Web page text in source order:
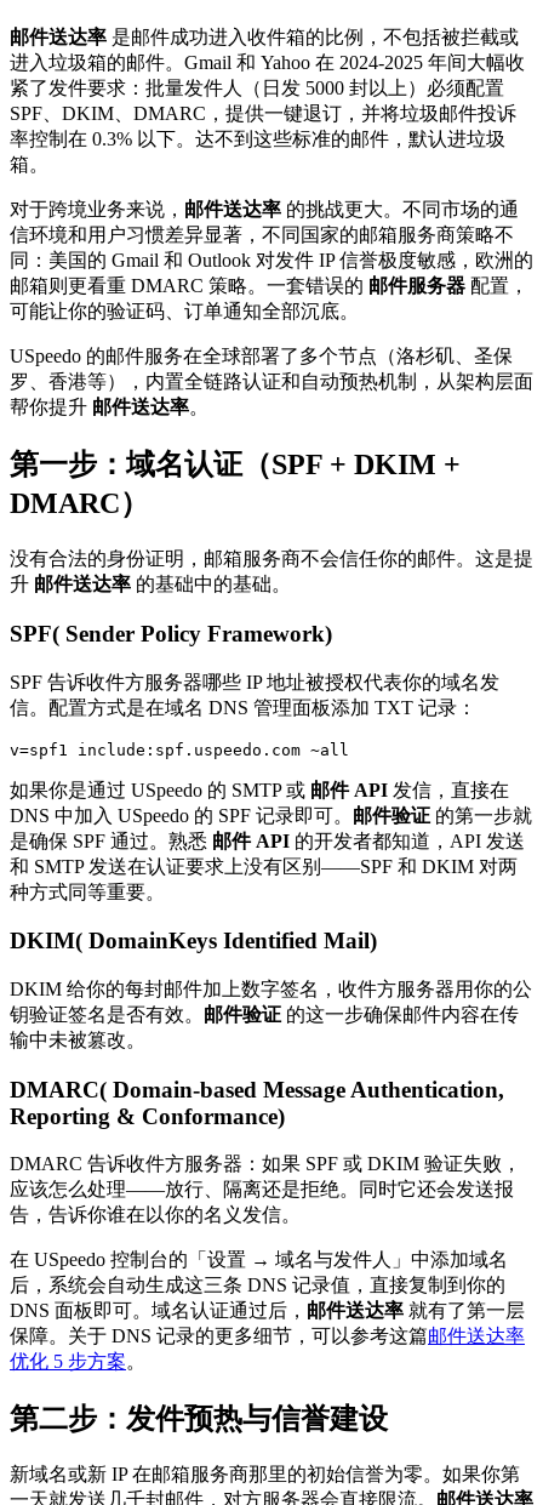
邮件送达率 是邮件成功进入收件箱的比例，不包括被拦截或
进入垃圾箱的邮件。Gmail 和 Yahoo 在 2024-2025 年间大幅收
紧了发件要求：批量发件人（日发 5000 封以上）必须配置
SPF、DKIM、DMARC，提供一键退订，并将垃圾邮件投诉
率控制在 0.3% 以下。达不到这些标准的邮件，默认进垃圾
箱。
对于跨境业务来说， 邮件送达率 的挑战更大。不同市场的通
信环境和用户习惯差异显著，不同国家的邮箱服务商策略不
同：美国的 Gmail 和 Outlook 对发件 IP 信誉极度敏感，欧洲的
邮箱则更看重 DMARC 策略。一套错误的 邮件服务器 配置，
可能让你的验证码、订单通知全部沉底。
USpeedo 的邮件服务在全球部署了多个节点（洛杉矶、圣保
罗、香港等），内置全链路认证和自动预热机制，从架构层面
帮你提升 邮件送达率。
第一步：域名认证（SPF + DKIM +
DMARC）
没有合法的身份证明，邮箱服务商不会信任你的邮件。这是提
升 邮件送达率 的基础中的基础。
SPF( Sender Policy Framework)
SPF 告诉收件方服务器哪些 IP 地址被授权代表你的域名发
信。配置方式是在域名 DNS 管理面板添加 TXT 记录：
如果你是通过 USpeedo 的 SMTP 或 邮件 API 发信，直接在
DNS 中加入 USpeedo 的 SPF 记录即可。 邮件验证 的第一步就
是确保 SPF 通过。熟悉 邮件 API 的开发者都知道，API 发送
和 SMTP 发送在认证要求上没有区别——SPF 和 DKIM 对两
种方式同等重要。
DKIM( DomainKeys Identified Mail)
DKIM 给你的每封邮件加上数字签名，收件方服务器用你的公
钥验证签名是否有效。 邮件验证 的这一步确保邮件内容在传
输中未被篡改。
DMARC( Domain-based Message Authentication,
Reporting & Conformance)
DMARC 告诉收件方服务器：如果 SPF 或 DKIM 验证失败，
应该怎么处理——放行、隔离还是拒绝。同时它还会发送报
告，告诉你谁在以你的名义发信。
在 USpeedo 控制台的「设置 → 域名与发件人」中添加域名
后，系统会自动生成这三条 DNS 记录值，直接复制到你的
DNS 面板即可。域名认证通过后， 邮件送达率 就有了第一层
保障。关于 DNS 记录的更多细节，可以参考这篇邮件送达率
优化 5 步方案。
第二步：发件预热与信誉建设
新域名或新 IP 在邮箱服务商那里的初始信誉为零。如果你第
一天就发送几千封邮件，对方服务器会直接限流。 邮件送达率